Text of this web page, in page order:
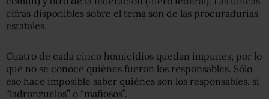
cifras disponibles sobre el tema son de las procuradurías
estatales.
Cuatro de cada cinco homicidios quedan impunes, por lo
que no se conoce quiénes fueron los responsables. Sólo
eso hace imposible saber quiénes son los responsables, si
“ladronzuelos” o “mafiosos”.